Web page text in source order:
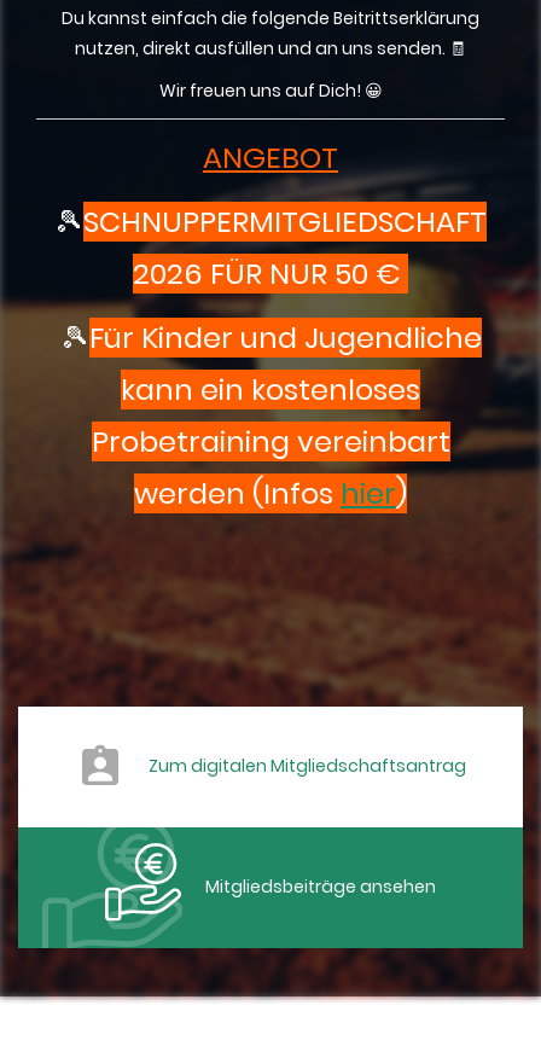
Du kannst einfach die folgende Beitrittserklärung
nutzen, direkt ausfüllen und an uns senden. 🧾
Wir freuen uns auf Dich! 😀
ANGEBOT
🎾SCHNUPPERMITGLIEDSCHAFT
2026 FÜR NUR 50 €
🎾Für Kinder und Jugendliche
kann ein kostenloses
Probetraining vereinbart
werden (Infos hier)
Zum digitalen Mitgliedschaftsantrag
Mitgliedsbeiträge ansehen